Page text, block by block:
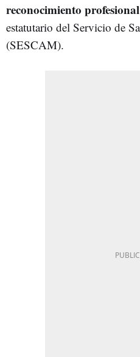
reconocimiento profesional
estatutario del Servicio de
(SESCAM).